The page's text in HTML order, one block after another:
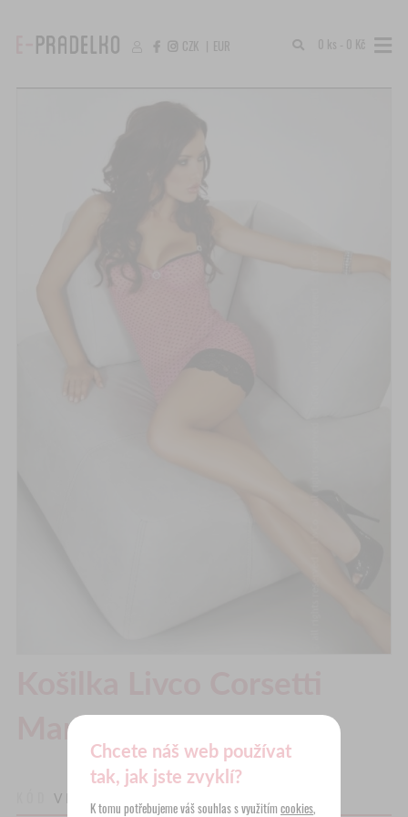
CZK | EUR 0 ks - 0 Kč
Maricel Růžová
VIT3 P1
Chcete náš web používat
tak, jak jste zvyklí?
K tomu potřebujeme váš souhlas s využitím cookies,